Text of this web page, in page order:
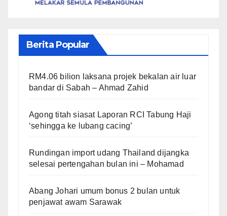
Berita Popular
RM4.06 bilion laksana projek bekalan air luar
bandar di Sabah – Ahmad Zahid
Agong titah siasat Laporan RCI Tabung Haji
‘sehingga ke lubang cacing’
Rundingan import udang Thailand dijangka
selesai pertengahan bulan ini – Mohamad
Abang Johari umum bonus 2 bulan untuk
penjawat awam Sarawak